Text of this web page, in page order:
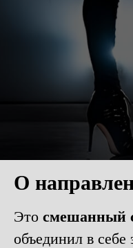
О
Это смешанный
объединил в